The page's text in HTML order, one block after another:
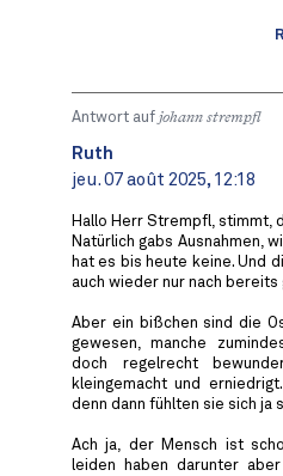
Antwort auf johann strempfl
Ruth
jeu. 07 août 2025, 12:18
Hallo Herr Strempfl, stimmt,
Natürlich gabs Ausnahmen,
hat es bis heute keine. Und
auch wieder nur nach bereits
Aber ein bißchen sind die
gewesen, manche
doch regelrecht
kleingemacht und
denn dann fühlten sie sich ja
Ach ja, der Mensch ist
leiden haben darunter